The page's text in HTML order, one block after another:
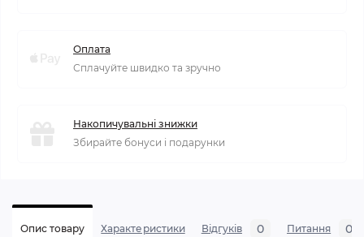
Оплата
Сплачуйте швидко та зручно
Накопичувальні знижки
Збирайте бонуси і подарунки
Опис товару Характеристики Відгуків 0 Питання 0